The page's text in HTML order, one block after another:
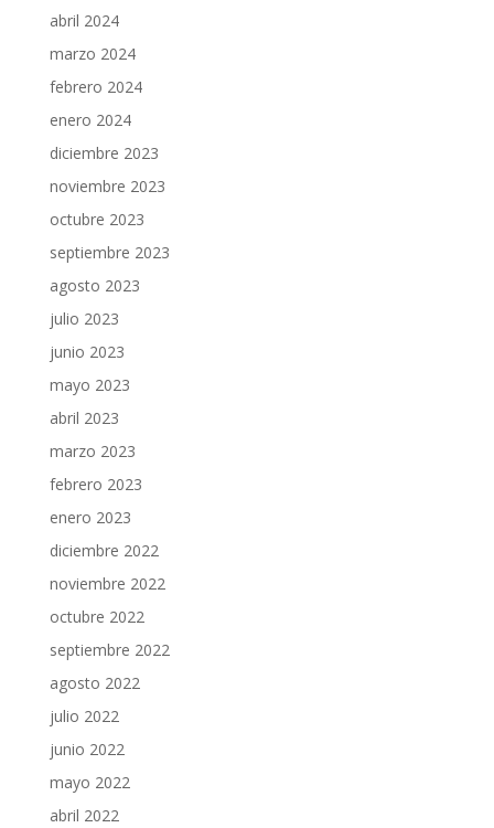
abril 2024
marzo 2024
febrero 2024
enero 2024
diciembre 2023
noviembre 2023
octubre 2023
septiembre 2023
agosto 2023
julio 2023
junio 2023
mayo 2023
abril 2023
marzo 2023
febrero 2023
enero 2023
diciembre 2022
noviembre 2022
octubre 2022
septiembre 2022
agosto 2022
julio 2022
junio 2022
mayo 2022
abril 2022